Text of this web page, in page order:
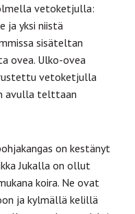
vetoketjulla:
ja yksi niistä
sisäteltan
ovea. Ulko-ovea
vetoketjulla
avulla telttaan
on kestänyt
Jukalla on ollut
koira. Ne ovat
ja kylmällä kelillä